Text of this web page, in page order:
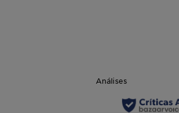
Análises